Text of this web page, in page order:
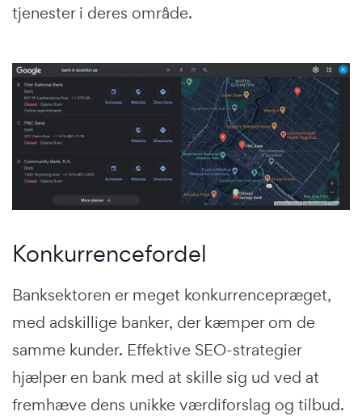
tjenester i deres område.
Konkurrencefordel
Banksektoren er meget konkurrencepræget,
med adskillige banker, der kæmper om de
samme kunder. Effektive SEO-strategier
hjælper en bank med at skille sig ud ved at
fremhæve dens unikke værdiforslag og tilbud.